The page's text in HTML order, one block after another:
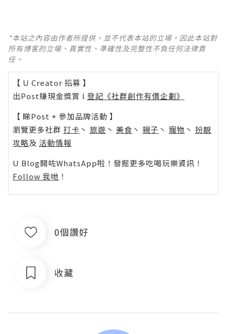
*本站之內容由作者所提供，並不代表本站的立場。因此本站對
所有博客的立場、真實性、準確性及完整性不負任何法律責
任。
【 U Creator 招募 】
出Post賺現金獎賞 l 登記《社群創作有價企劃》
【 睇Post + 參加品牌活動 】
瀏覽更多社群 打卡 丶 旅遊 丶 美食 丶 親子 丶 寵物 丶 扮靚
攻略及 活動情報
U Blog開咗WhatsApp啦！發掘更多吃喝玩樂資訊！
Follow 我哋 ！
0個讚好
收藏